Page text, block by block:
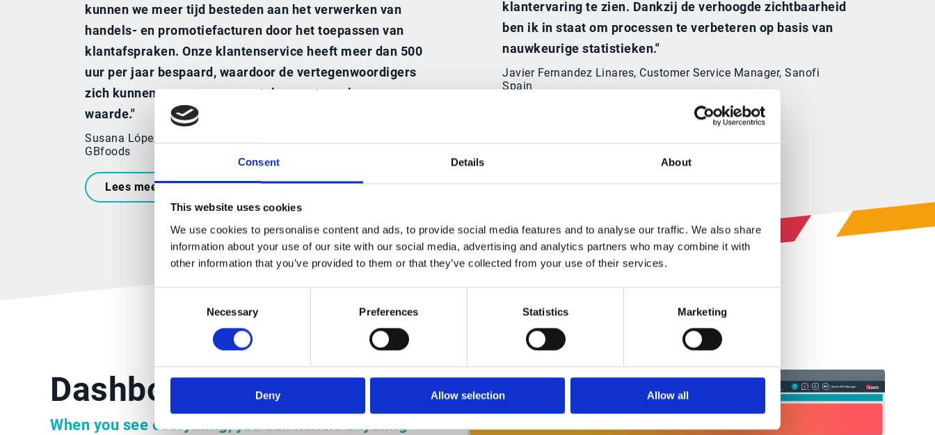
Consent Details About
This website uses cookies
We use cookies to personalise content and ads, to provide social media features and to analyse our traffic. We also share
information about your use of our site with our social media, advertising and analytics partners who may combine it with
other information that you’ve provided to them or that they’ve collected from your use of their services.
Necessary Preferences Statistics Marketing
Deny Allow selection Allow all
kunnen we meer tijd besteden aan het verwerken van
handels- en promotiefacturen door het toepassen van
klantafspraken. Onze klantenservice heeft meer dan 500
uur per jaar bespaard, waardoor de vertegenwoordigers
zich kunnen concentreren op taken met een hogere
waarde."​
Susana López, Front-Office Retail Customer Service Manager,
GBfoods
Lees meer
klantervaring te zien. Dankzij de verhoogde zichtbaarheid
ben ik in staat om processen te verbeteren op basis van
nauwkeurige statistieken."
Javier Fernandez Linares, Customer Service Manager, Sanofi
Spain
Dashboard & analytics
When you see everything, you can handle anything